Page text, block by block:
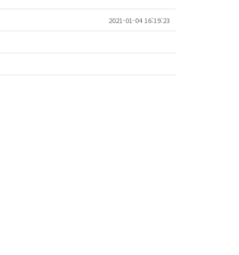
2021-01-04 16:19:23